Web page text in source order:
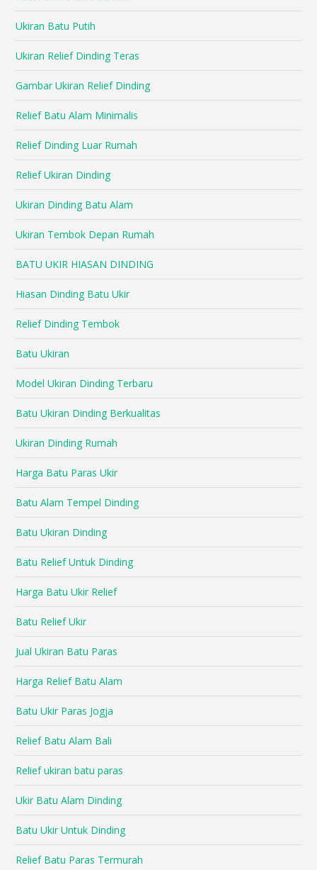
Ukiran Batu Putih
Ukiran Relief Dinding Teras
Gambar Ukiran Relief Dinding
Relief Batu Alam Minimalis
Relief Dinding Luar Rumah
Relief Ukiran Dinding
Ukiran Dinding Batu Alam
Ukiran Tembok Depan Rumah
BATU UKIR HIASAN DINDING
Hiasan Dinding Batu Ukir
Relief Dinding Tembok
Batu Ukiran
Model Ukiran Dinding Terbaru
Batu Ukiran Dinding Berkualitas
Ukiran Dinding Rumah
Harga Batu Paras Ukir
Batu Alam Tempel Dinding
Batu Ukiran Dinding
Batu Relief Untuk Dinding
Harga Batu Ukir Relief
Batu Relief Ukir
Jual Ukiran Batu Paras
Harga Relief Batu Alam
Batu Ukir Paras Jogja
Relief Batu Alam Bali
Relief ukiran batu paras
Ukir Batu Alam Dinding
Batu Ukir Untuk Dinding
Relief Batu Paras Termurah